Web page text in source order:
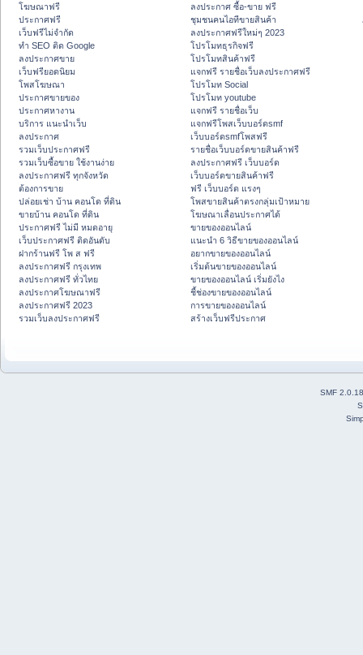
โฆษณาฟรี
ประกาศฟรี
เว็บฟรีไม่จำกัด
ทำ SEO ติด Google
ลงประกาศขาย
เว็บฟรียอดนิยม
โพสโฆษณา
ประกาศขายของ
ประกาศหางาน
บริการ แนะนำเว็บ
ลงประกาศ
รวมเว็บประกาศฟรี
รวมเว็บซื้อขาย ใช้งานง่าย
ลงประกาศฟรี ทุกจังหวัด
ต้องการขาย
ปล่อยเช่า บ้าน คอนโด ที่ดิน
ขายบ้าน คอนโด ที่ดิน
ประกาศฟรี ไม่มี หมดอายุ
เว็บประกาศฟรี ติดอันดับ
ฝากร้านฟรี โพ ส ฟรี
ลงประกาศฟรี กรุงเทพ
ลงประกาศฟรี ทั่วไทย
ลงประกาศโฆษณาฟรี
ลงประกาศฟรี 2023
รวมเว็บลงประกาศฟรี
ลงประกาศ ซื้อ-ขาย ฟรี
ชุมชนคนไอทีขายสินค้า
ลงประกาศฟรีใหม่ๆ 2023
โปรโมทธุรกิจฟรี
โปรโมทสินค้าฟรี
แจกฟรี รายชื่อเว็บลงประกาศฟรี
โปรโมท Social
โปรโมท youtube
แจกฟรี รายชื่อเว็บ
แจกฟรีโพสเว็บบอร์ดsmf
เว็บบอร์ดsmfโพสฟรี
รายชื่อเว็บบอร์ดขายสินค้าฟรี
ลงประกาศฟรี เว็บบอร์ด
เว็บบอร์ดขายสินค้าฟรี
ฟรี เว็บบอร์ด แรงๆ
โพสขายสินค้าตรงกลุ่มเป้าหมาย
โฆษณาเลื่อนประกาศได้
ขายของออนไลน์
แนะนำ 6 วิธีขายของออนไลน์
อยากขายของออนไลน์
เริ่มต้นขายของออนไลน์
ขายของออนไลน์ เริ่มยังไง
ชี้ช่องขายของออนไลน์
การขายของออนไลน์
สร้างเว็บฟรีประกาศ
SMF 2.0.18